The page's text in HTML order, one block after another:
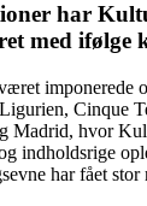
har
med ifølge
imponerede
Cinque
Madrid, hvor
indholdsrige
har fået stor